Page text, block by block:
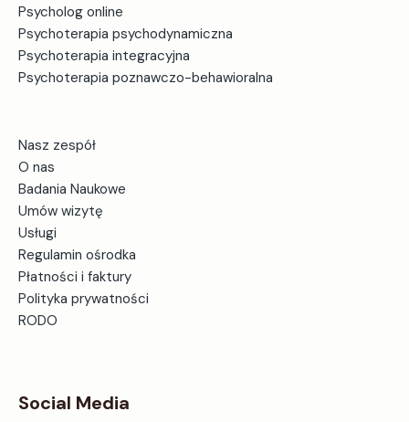
Psycholog online
Psychoterapia psychodynamiczna
Psychoterapia integracyjna
Psychoterapia poznawczo-behawioralna
Nasz zespół
O nas
Badania Naukowe
Umów wizytę
Usługi
Regulamin ośrodka
Płatności i faktury
Polityka prywatności
RODO
Social Media